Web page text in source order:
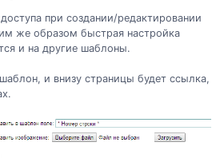
при создании/редактировании
же образом быстрая настройка
и на другие шаблоны.
и внизу страницы будет ссылка,